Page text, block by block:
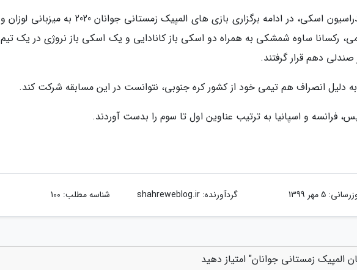
به گزارش خبرنگاران و به نقل از فدراسیون اسکی، در ادامه برگزاری بازی های المپیک زمستانی جوانان 2020 به میزبانی لوزان و
رکسانا ساوه شمشکی به همراه دو اسکی باز کانادایی و یک اسکی باز نروژی در یک تیم
دهم قرار گرفتند.
به دلیل انصراف هم تیمی خود از کشور کره جنوبی، نتوانست در این مسابقه شرکت کند.
فرانسه و اسپانیا به ترتیب عناوین اول تا سوم را بدست آوردند.
5 مهر 1399 گردآورنده:shahreweblog.ir شناسه مطلب: 100
زمستانی جوانان" امتیاز دهید